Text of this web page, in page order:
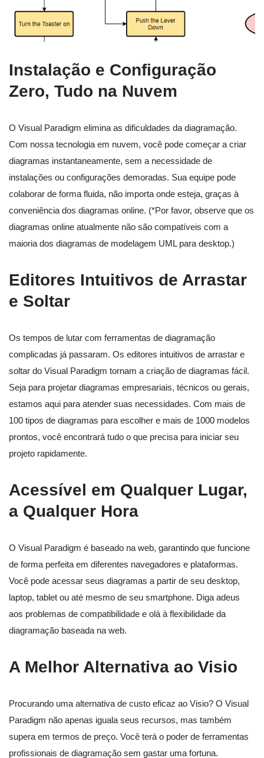
Instalação e Configuração
Zero, Tudo na Nuvem
O Visual Paradigm elimina as dificuldades da diagramação.
Com nossa tecnologia em nuvem, você pode começar a criar
diagramas instantaneamente, sem a necessidade de
instalações ou configurações demoradas. Sua equipe pode
colaborar de forma fluida, não importa onde esteja, graças à
conveniência dos diagramas online. (*Por favor, observe que os
diagramas online atualmente não são compatíveis com a
maioria dos diagramas de modelagem UML para desktop.)
Editores Intuitivos de Arrastar
e Soltar
Os tempos de lutar com ferramentas de diagramação
complicadas já passaram. Os editores intuitivos de arrastar e
soltar do Visual Paradigm tornam a criação de diagramas fácil.
Seja para projetar diagramas empresariais, técnicos ou gerais,
estamos aqui para atender suas necessidades. Com mais de
100 tipos de diagramas para escolher e mais de 1000 modelos
prontos, você encontrará tudo o que precisa para iniciar seu
projeto rapidamente.
Acessível em Qualquer Lugar,
a Qualquer Hora
O Visual Paradigm é baseado na web, garantindo que funcione
de forma perfeita em diferentes navegadores e plataformas.
Você pode acessar seus diagramas a partir de seu desktop,
laptop, tablet ou até mesmo de seu smartphone. Diga adeus
aos problemas de compatibilidade e olá à flexibilidade da
diagramação baseada na web.
A Melhor Alternativa ao Visio
Procurando uma alternativa de custo eficaz ao Visio? O Visual
Paradigm não apenas iguala seus recursos, mas também
supera em termos de preço. Você terá o poder de ferramentas
profissionais de diagramação sem gastar uma fortuna.